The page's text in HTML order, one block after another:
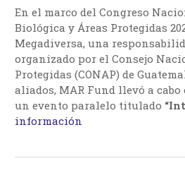
En el marco del Congreso
Biológica y Áreas Protegidas
Megadiversa, una
organizado por el Consejo
Protegidas (CONAP) de
aliados, MAR Fund llevó a cabo
un evento paralelo titulado
información